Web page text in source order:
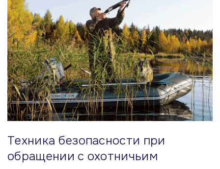
Техника безопасности при
обращении с охотничьим